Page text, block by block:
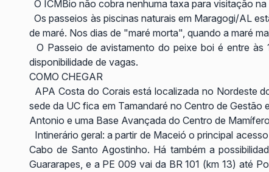
O ICMBio não cobra nenhuma taxa para visitação
Os passeios às piscinas naturais em Maragogi/AL
de maré. Nos dias de "maré morta", quando a maré
O Passeio de avistamento do peixe boi é entre
disponibilidade de vagas.
COMO CHEGAR
APA Costa do Corais está localizada no Nordeste
sede da UC fica em Tamandaré no Centro de
Antonio e uma Base Avançada do Centro de
Intinerário geral: a partir de Maceió o principal
Cabo de Santo Agostinho. Há também a
Guararapes, e a PE 009 vai da BR 101 (km 13) até